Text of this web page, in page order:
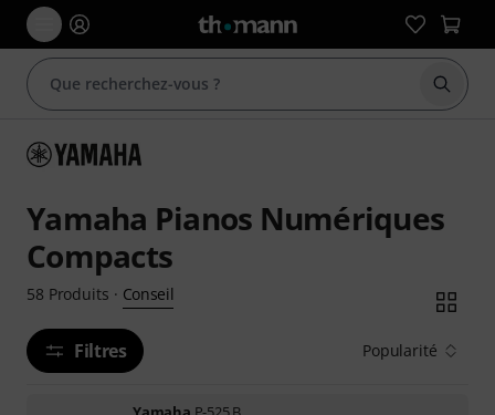
Yamaha Pianos Numériques
Compacts
58 Produits · Conseil
Filtres Popularité